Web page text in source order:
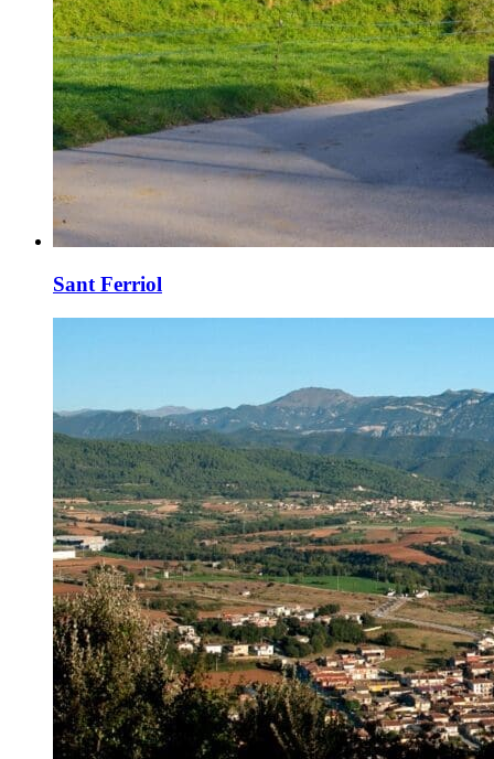
Sant Ferriol